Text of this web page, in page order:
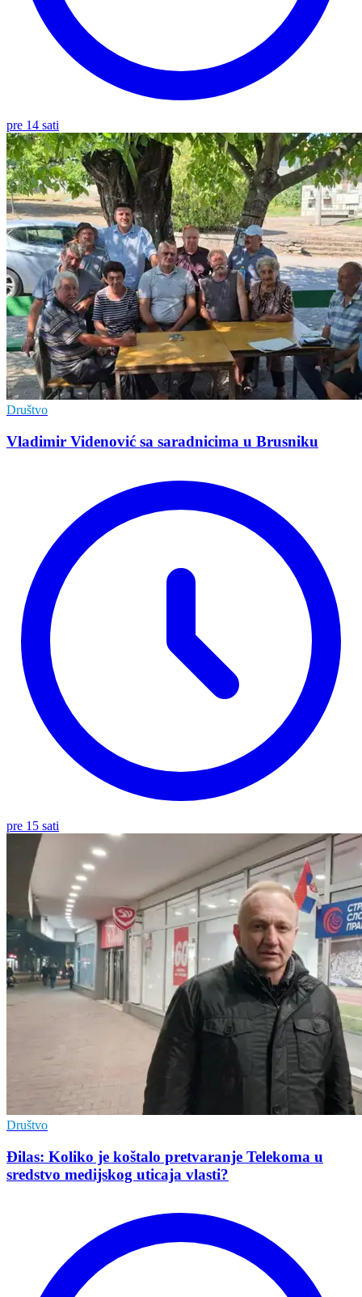
pre 14 sati
Društvo
Vladimir Vidеnović sa saradnicima u Brusniku
pre 15 sati
Društvo
Đilas: Koliko je koštalo pretvaranje Telekoma u
sredstvo medijskog uticaja vlasti?